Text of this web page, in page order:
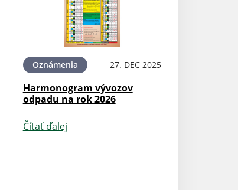
Oznámenia 27. DEC 2025
Harmonogram vývozov
odpadu na rok 2026
Čítať ďalej